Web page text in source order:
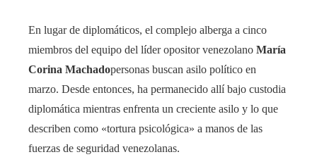
En lugar de diplomáticos, el complejo alberga a cinco
miembros del equipo del líder opositor venezolano María
Corina Machadopersonas buscan asilo político en
marzo. Desde entonces, ha permanecido allí bajo custodia
diplomática mientras enfrenta un creciente asilo y lo que
describen como «tortura psicológica» a manos de las
fuerzas de seguridad venezolanas.